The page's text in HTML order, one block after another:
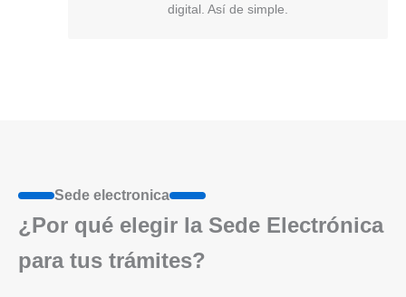
digital. Así de simple.
Sede electronica
¿Por qué elegir la Sede Electrónica
para tus trámites?